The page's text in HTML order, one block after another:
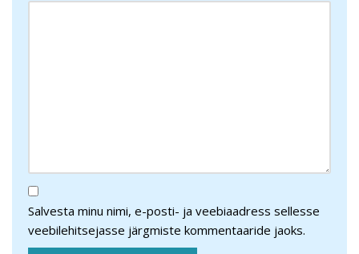
Salvesta minu nimi, e-posti- ja veebiaadress sellesse
veebilehitsejasse järgmiste kommentaaride jaoks.